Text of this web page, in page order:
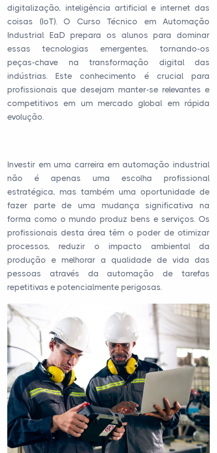
digitalização, inteligência artificial e internet das
coisas (IoT). O Curso Técnico em Automação
Industrial EaD prepara os alunos para dominar
essas tecnologias emergentes, tornando-os
peças-chave na transformação digital das
indústrias. Este conhecimento é crucial para
profissionais que desejam manter-se relevantes e
competitivos em um mercado global em rápida
evolução.
Investir em uma carreira em automação industrial
não é apenas uma escolha profissional
estratégica, mas também uma oportunidade de
fazer parte de uma mudança significativa na
forma como o mundo produz bens e serviços. Os
profissionais desta área têm o poder de otimizar
processos, reduzir o impacto ambiental da
produção e melhorar a qualidade de vida das
pessoas através da automação de tarefas
repetitivas e potencialmente perigosas.